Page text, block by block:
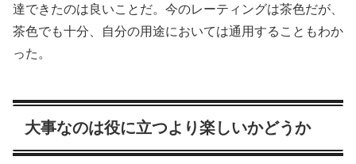
達できたのは良いことだ。今のレーティングは茶色だが、
茶色でも十分、自分の用途においては通用することもわか
った。
大事なのは役に立つより楽しいかどうか